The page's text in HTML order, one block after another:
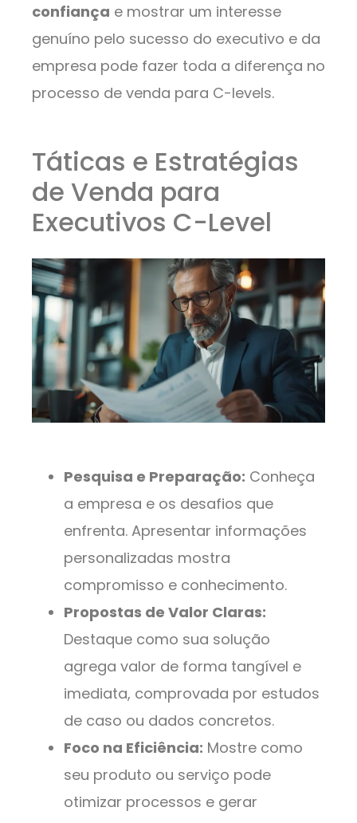
confiança e mostrar um interesse
genuíno pelo sucesso do executivo e da
empresa pode fazer toda a diferença no
processo de venda para C-levels.
Táticas e Estratégias
de Venda para
Executivos C-Level
Pesquisa e Preparação: Conheça
a empresa e os desafios que
enfrenta. Apresentar informações
personalizadas mostra
compromisso e conhecimento.
Propostas de Valor Claras:
Destaque como sua solução
agrega valor de forma tangível e
imediata, comprovada por estudos
de caso ou dados concretos.
Foco na Eficiência: Mostre como
seu produto ou serviço pode
otimizar processos e gerar